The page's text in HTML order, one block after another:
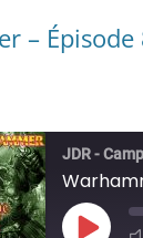
–
JDR -
Play